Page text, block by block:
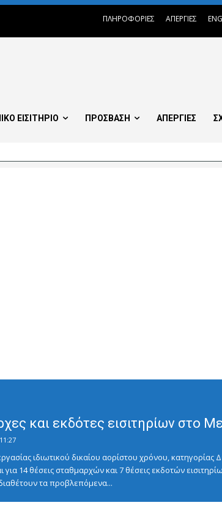
ΠΛΗΡΟΦΟΡΙΕΣ ΑΠΕΡΓΙΕΣ
ΕΙΣΙΤΗΡΙΟ ΠΡΟΣΒΑΣΗ ΑΠΕΡΓΙΕΣ
και εκδότες εισιτηρίων στο
ιδιωτικού δικαίου αορίστου χρόνου,
14 θέσεις σταθμαρχών και 7 θέσεις εκδοτών
τα προβλεπόμενα...